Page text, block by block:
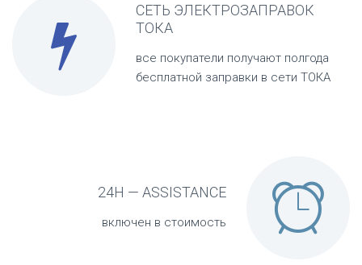

СЕТЬ ЭЛЕКТРОЗАПРАВОК
ТОКА
все покупатели получают полгода
бесплатной заправки в сети ТОКА
24H — ASSISTANCE
включен в стоимость 